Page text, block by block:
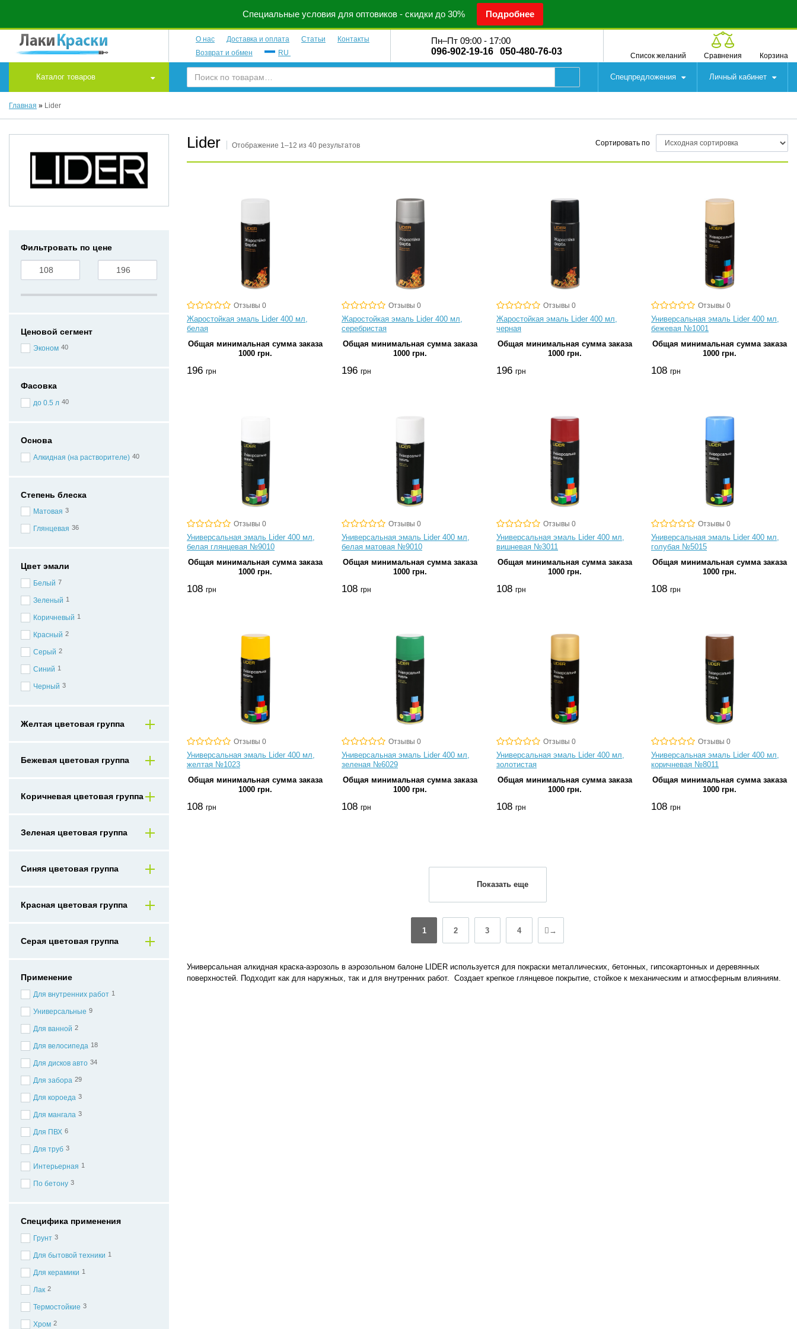
Специальные условия для оптовиков - скидки до 30% Подробнее
О нас Доставка и оплата Статьи
Контакты
Возврат и обмен
RU
Пн–Пт 09:00 - 17:00
096-902-19-16
050-480-76-03 Список желаний Сравнения Корзина
Каталог товаров Спецпредложения Личный кабинет
Главная » Lider
Фильтровать по цене
Ценовой сегмент
Эконом 40
Фасовка
до 0.5 л 40
Основа
Алкидная (на растворителе) 40
Степень блеска
Матовая 3
Глянцевая 36
Цвет эмали
Белый 7
Зеленый 1
Коричневый 1
Красный 2
Серый 2
Синий 1
Черный 3
Желтая цветовая группа
Бежевая цветовая группа
Коричневая цветовая группа
Зеленая цветовая группа
Синяя цветовая группа
Красная цветовая группа
Серая цветовая группа
Применение
Для внутренних работ 1
Универсальные 9
Для ванной 2
Для велосипеда 18
Для дисков авто 34
Для забора 29
Для короеда 3
Для мангала 3
Для ПВХ 6
Для труб 3
Интерьерная 1
По бетону 3
Специфика применения
Грунт 3
Для бытовой техники 1
Для керамики 1
Лак 2
Термостойкие 3
Хром 2
Lider Отображение 1–12 из 40 результатов Сортировать по
Отзывы 0
Жаростойкая эмаль Lider 400 мл,
белая
Общая минимальная сумма заказа
1000 грн.
196 грн
Отзывы 0
Жаростойкая эмаль Lider 400 мл,
серебристая
Общая минимальная сумма заказа
1000 грн.
196 грн
Отзывы 0
Жаростойкая эмаль Lider 400 мл,
черная
Общая минимальная сумма заказа
1000 грн.
196 грн
Отзывы 0
Универсальная эмаль Lider 400 мл,
бежевая №1001
Общая минимальная сумма заказа
1000 грн.
108 грн
Отзывы 0
Универсальная эмаль Lider 400 мл,
белая глянцевая №9010
Общая минимальная сумма заказа
1000 грн.
108 грн
Отзывы 0
Универсальная эмаль Lider 400 мл,
белая матовая №9010
Общая минимальная сумма заказа
1000 грн.
108 грн
Отзывы 0
Универсальная эмаль Lider 400 мл,
вишневая №3011
Общая минимальная сумма заказа
1000 грн.
108 грн
Отзывы 0
Универсальная эмаль Lider 400 мл,
голубая №5015
Общая минимальная сумма заказа
1000 грн.
108 грн
Отзывы 0
Универсальная эмаль Lider 400 мл,
желтая №1023
Общая минимальная сумма заказа
1000 грн.
108 грн
Отзывы 0
Универсальная эмаль Lider 400 мл,
зеленая №6029
Общая минимальная сумма заказа
1000 грн.
108 грн
Отзывы 0
Универсальная эмаль Lider 400 мл,
золотистая
Общая минимальная сумма заказа
1000 грн.
108 грн
Отзывы 0
Универсальная эмаль Lider 400 мл,
коричневая №8011
Общая минимальная сумма заказа
1000 грн.
108 грн
Показать еще
1 2 3 4 →
Универсальная алкидная краска-аэрозоль в аэрозольном балоне LIDER используется для покраски металлических, бетонных, гипсокартонных и деревянных
поверхностей. Подходит как для наружных, так и для внутренних работ. Создает крепкое глянцевое покрытие, стойкое к механическим и атмосферным влияниям.